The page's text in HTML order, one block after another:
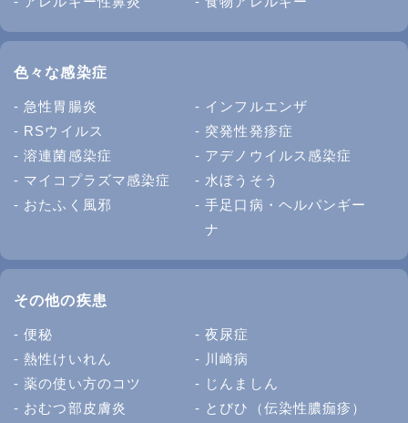
色々な感染症
急性胃腸炎
インフルエンザ
RSウイルス
突発性発疹症
溶連菌感染症
アデノウイルス感染症
マイコプラズマ感染症
水ぼうそう
おたふく風邪
手足口病・ヘルパンギー
ナ
その他の疾患
便秘
夜尿症
熱性けいれん
川崎病
薬の使い方のコツ
じんましん
おむつ部皮膚炎
とびひ（伝染性膿痂疹）